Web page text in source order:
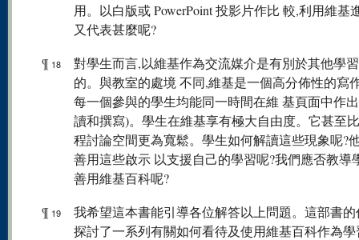
用。以白版或 PowerPoint 投影片作比 較,利用維基
又代表甚麼呢?
¶ 18
對學生而言,以維基作為交流媒介是有別於其他學
的。與教室的處境 不同,維基是一個高分佈性的寫
每一個參與的學生均能同一時間在維 基頁面中作
讀和撰寫)。學生在維基享有極大自由度。它甚至
程討論空間更為寬鬆。學生如何解讀這些現象呢?
善用這些啟示 以支援自己的學習呢?我們應否教導
善用維基百科呢?
¶ 19
我希望這本書能引導各位解答以上問題。這部書
探討了一系列有關如何看待及使用維基百科作為